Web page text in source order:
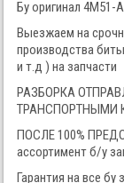
Бу оригинал 4M51-
Выезжаем на
производства
и т.д ) на запчасти
РАЗБОРКА
ТРАНСПОРТНЫМИ
ПОСЛЕ 100%
ассортимент б/у
Гарантия на все